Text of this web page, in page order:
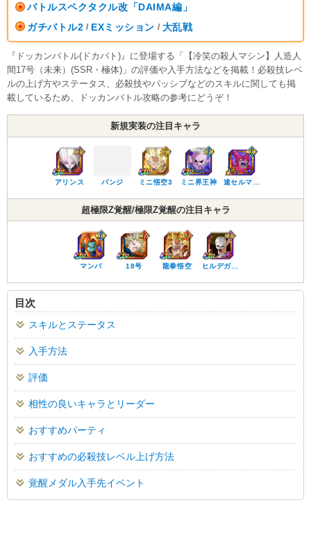
バトルスペクタクル改「DAIMA編」
ガチバトル2 / EXミッション / 大乱戦
『ドッカンバトル(ドカバト)』に登場する「【冷笑の殺人マシン】人造人
間17号（未来）(SSR・極体)」の評価や入手方法などを掲載！必殺技レベ
ルの上げ方やステータス、必殺技やパッシブなどのスキルに関しても掲
載しているため、ドッカンバトル攻略の参考にどうぞ！
新規実装の注目キャラ
アリンス パンジ ミニ悟空3 ミニ界王神 速セルマ…
超極限Z覚醒/極限Z覚醒の注目キャラ
マンバ 18号 龍拳悟空 ヒルデガ…
目次
スキルとステータス
入手方法
評価
相性の良いキャラとリーダー
おすすめパーティ
おすすめの必殺技レベル上げ方法
覚醒メダル入手先イベント